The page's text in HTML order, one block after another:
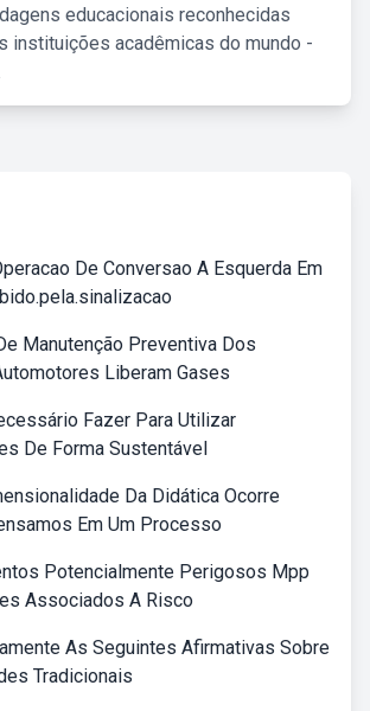
educacionais reconhecidas
instituições acadêmicas do mundo -
De Conversao A Esquerda Em
Manutenção Preventiva Dos
Liberam Gases
Fazer Para Utilizar
De Forma Sustentável
Da Didática Ocorre
Em Um Processo
Potencialmente Perigosos Mpp
Associados A Risco
As Seguintes Afirmativas Sobre
Tradicionais